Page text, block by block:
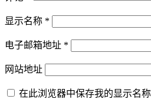
显示名称 *
电子邮箱地址 *
网站地址
在此浏览器中保存我的显示名